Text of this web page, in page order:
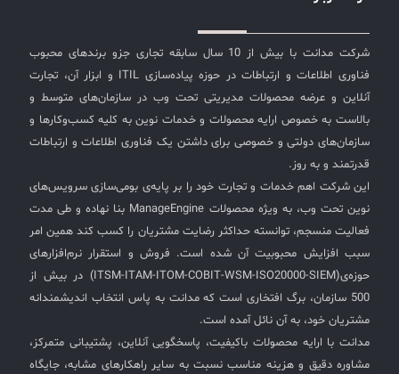
شرکت مدانت با بیش از 10 سال سابقه تجاری جزو برندهای محبوب
فناوری اطلاعات و ارتباطات در حوزه پیاده‌سازی ITIL و ابزار آن، تجارت
آنلاین و عرضه محصولات مدیریتی تحت وب در سازمان‌های متوسط و
بالاست به خصوص ارایه محصولات و خدمات نوین به کلیه کسب‌وکارها و
سازمان‌های دولتی و خصوصی برای داشتن یک فناوری اطلاعات و ارتباطات
قدرتمند و به روز.
این شرکت اهم خدمات و تجارت خود را بر پایه‌ی بومی‌سازی سرویس‌های
نوین تحت وب، به ویژه محصولات ManageEngine بنا نهاده و طی مدت
فعالیت منسجم، توانسته حداکثر رضایت مشتریان را کسب کند همین امر
سبب افزایش محبوبیت آن شده است. فروش و استقرار نرم‌افزارهای
حوزه‌ی(ITSM-ITAM-ITOM-COBIT-WSM-ISO20000-SIEM) در بیش از
500 سازمان، برگ افتخاری است که مدانت به پاس انتخاب اندیشمندانه
مشتریان خود، به آن نائل آمده است.
مدانت با ارایه محصولات باکیفیت، پاسخگویی آنلاین، پشتیبانی متمرکز،
مشاوره دقیق و هزینه مناسب نسبت به سایر راهکارهای مشابه، جایگاه